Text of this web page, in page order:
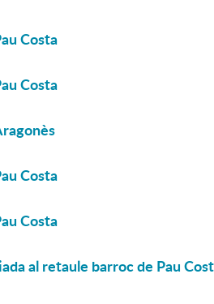
Costa
Costa
Costa
Costa
al retaule barroc de Pau